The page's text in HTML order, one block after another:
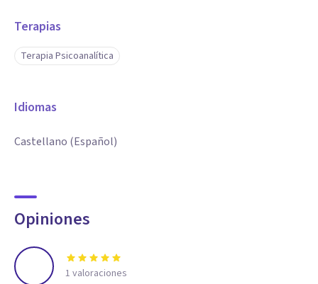
Terapias
Terapia Psicoanalítica
Idiomas
Castellano (Español)
Opiniones
1 valoraciones